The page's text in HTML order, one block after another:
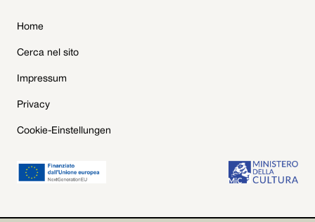
Home
Cerca nel sito
Impressum
Privacy
Cookie-Einstellungen